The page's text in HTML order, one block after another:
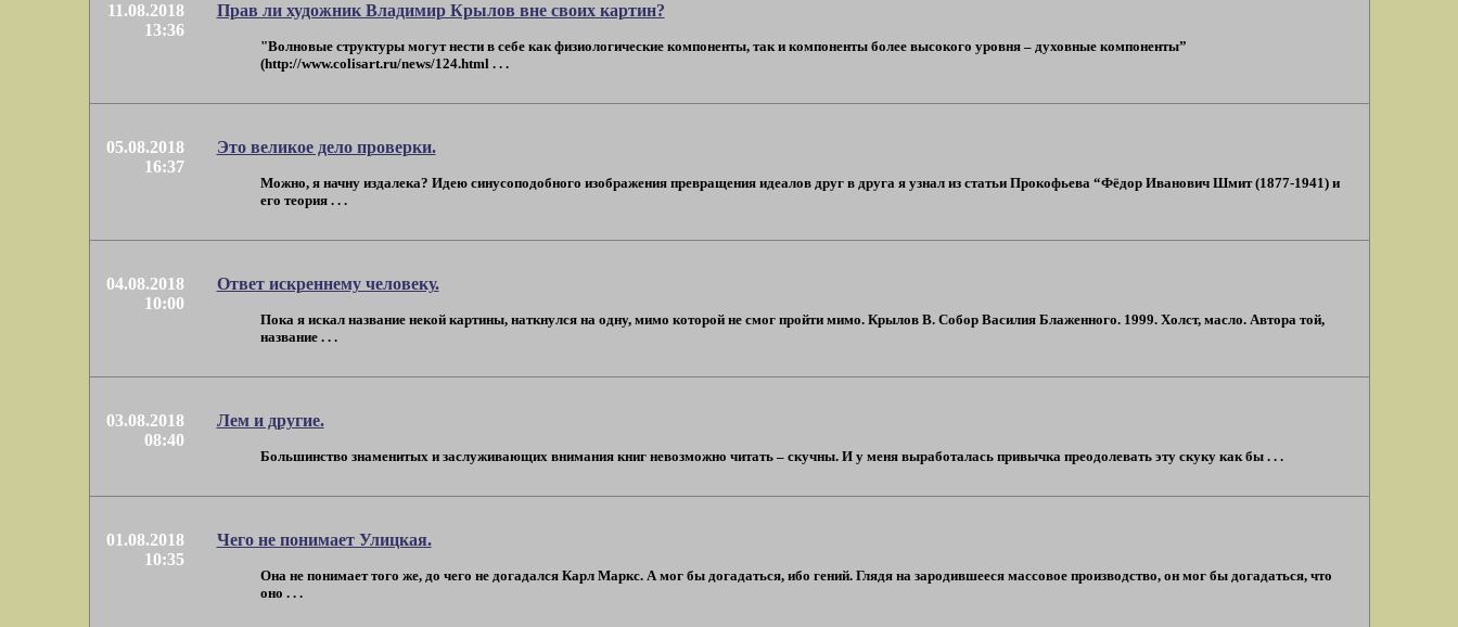
11.08.2018
13:36
Прав ли художник Владимир Крылов вне своих картин?
"Волновые структуры могут нести в себе как физиологические компоненты, так и компоненты более высокого уровня – духовные компоненты”
(http://www.colisart.ru/news/124.html . . .
05.08.2018
16:37
Это великое дело проверки.
Можно, я начну издалека? Идею синусоподобного изображения превращения идеалов друг в друга я узнал из статьи Прокофьева “Фёдор Иванович Шмит (1877-1941) и
его теория . . .
04.08.2018
10:00
Ответ искреннему человеку.
Пока я искал название некой картины, наткнулся на одну, мимо которой не смог пройти мимо. Крылов В. Собор Василия Блаженного. 1999. Холст, масло. Автора той,
название . . .
03.08.2018
08:40
Лем и другие.
Большинство знаменитых и заслуживающих внимания книг невозможно читать – скучны. И у меня выработалась привычка преодолевать эту скуку как бы . . .
01.08.2018
10:35
Чего не понимает Улицкая.
Она не понимает того же, до чего не догадался Карл Маркс. А мог бы догадаться, ибо гений. Глядя на зародившееся массовое производство, он мог бы догадаться, что
оно . . .